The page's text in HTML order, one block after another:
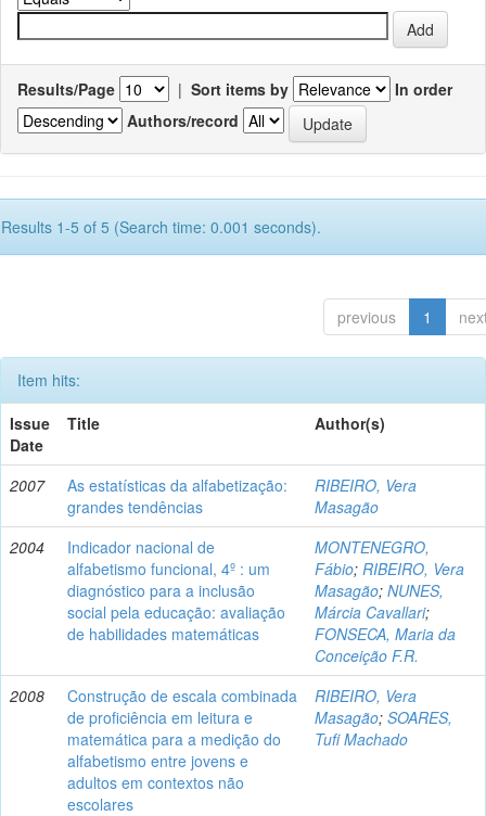
Results/Page | Sort items by
In order
Authors/record
Results 1-5 of 5 (Search time: 0.001 seconds).
previous 1
Item hits:
Issue
Date
Title Author(s)
2007
As estatísticas da alfabetização:
grandes tendências
RIBEIRO, Vera
Masagão
2004
Indicador nacional de
alfabetismo funcional, 4º : um
diagnóstico para a inclusão
social pela educação: avaliação
de habilidades matemáticas
MONTENEGRO,
Fábio; RIBEIRO, Vera
Masagão; NUNES,
Márcia Cavallari;
FONSECA, Maria da
Conceição F.R.
2008
Construção de escala combinada
de proficiência em leitura e
matemática para a medição do
alfabetismo entre jovens e
adultos em contextos não
escolares
RIBEIRO, Vera
Masagão; SOARES,
Tufi Machado